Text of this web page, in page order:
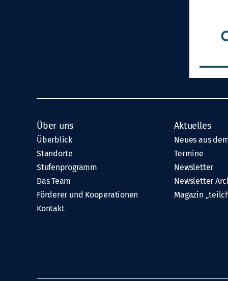
Über uns
Überblick
Standorte
Stufenprogramm
Das Team
Förderer und Kooperationen
Kontakt
Aktuelles
Neues aus
Termine
Newsletter
Newsletter
Magazin